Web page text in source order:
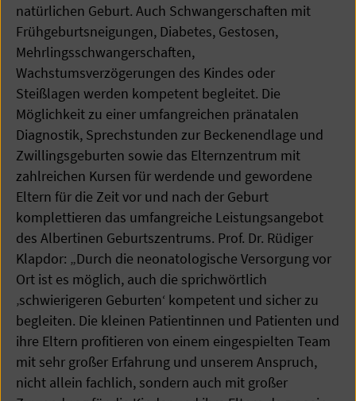
natürlichen Geburt. Auch Schwangerschaften mit
Frühgeburtsneigungen, Diabetes, Gestosen,
Mehrlingsschwangerschaften,
Wachstumsverzögerungen des Kindes oder
Steißlagen werden kompetent begleitet. Die
Möglichkeit zu einer umfangreichen pränatalen
Diagnostik, Sprechstunden zur Beckenendlage und
Zwillingsgeburten sowie das Elternzentrum mit
zahlreichen Kursen für werdende und gewordene
Eltern für die Zeit vor und nach der Geburt
komplettieren das umfangreiche Leistungsangebot
des Albertinen Geburtszentrums. Prof. Dr. Rüdiger
Klapdor: „Durch die neonatologische Versorgung vor
Ort ist es möglich, auch die sprichwörtlich
‚schwierigeren Geburten‘ kompetent und sicher zu
begleiten. Die kleinen Patientinnen und Patienten und
ihre Eltern profitieren von einem eingespielten Team
mit sehr großer Erfahrung und unserem Anspruch,
nicht allein fachlich, sondern auch mit großer